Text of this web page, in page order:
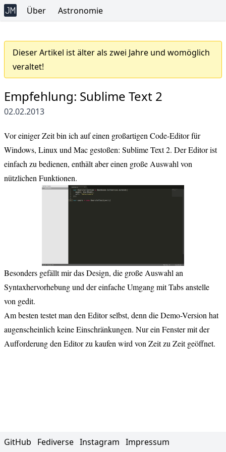
Über Astronomie
Dieser Artikel ist älter als zwei Jahre und womöglich
veraltet!
Empfehlung: Sublime Text 2
02.02.2013
Vor einiger Zeit bin ich auf einen großartigen Code-Editor für
Windows, Linux und Mac gestoßen: Sublime Text 2. Der Editor ist
einfach zu bedienen, enthält aber einen große Auswahl von
nützlichen Funktionen.
Besonders gefällt mir das Design, die große Auswahl an
Syntaxhervorhebung und der einfache Umgang mit Tabs anstelle
von gedit.
Am besten testet man den Editor selbst, denn die Demo-Version hat
augenscheinlich keine Einschränkungen. Nur ein Fenster mit der
Aufforderung den Editor zu kaufen wird von Zeit zu Zeit geöffnet.
GitHub Fediverse Instagram Impressum